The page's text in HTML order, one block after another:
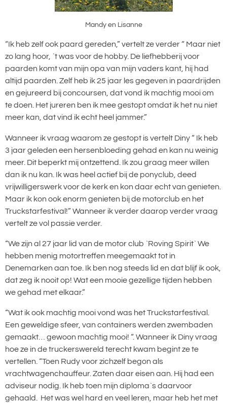
Mandy en Lisanne
“Ik heb zelf ook paard gereden,” vertelt ze verder “ Maar niet
zo lang hoor, `t was voor de hobby. De liefhebberij voor
paarden komt van mijn opa van mijn vaders kant, hij had
altijd paarden. Zelf heb ik 25 jaar les gegeven in paardrijden
en gejureerd bij concoursen, dat vond ik machtig mooi om
te doen. Het jureren ben ik mee gestopt omdat ik het nu niet
meer kan, dat vind ik echt heel jammer.”
Wanneer ik vraag waarom ze gestopt is vertelt Diny “ Ik heb
3 jaar geleden een hersenbloeding gehad en kan nu weinig
meer. Dit beperkt mij ontzettend. Ik zou graag meer willen
dan ik nu kan. Ik was heel actief bij de ponyclub, deed
vrijwilligerswerk voor de kerk en kon daar echt van genieten.
Maar ik kon ook enorm genieten bij de motorclub en het
Truckstarfestival!” Wanneer ik verder daarop verder vraag
vertelt ze vol passie verder.
“We zijn al 27 jaar lid van de motor club `Roving Spirit` We
hebben menig motortreffen meegemaakt tot in
Denemarken aan toe. Ik ben nog steeds lid en dat blijf ik ook,
dat zeg ik nooit op! Wat een mooie gezellige tijden hebben
we gehad met elkaar.”
“Wat ik ook machtig mooi vond was het Truckstarfestival.
Een geweldige sfeer, van containers werden zwembaden
gemaakt… gewoon machtig mooi! “. Wanneer ik Diny vraag
hoe ze in de truckerswereld terecht kwam begint ze te
vertellen. “Toen Rudy voor zichzelf begon als
vrachtwagenchauffeur. Zaten daar eisen aan. Hij had een
adviseur nodig. Ik heb toen mijn diploma`s daarvoor
gehaald. Het was wel hard en veel leren, maar heb het met